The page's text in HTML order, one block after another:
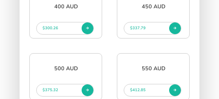
400 AUD
$300.26
450 AUD
$337.79
500 AUD
$375.32
550 AUD
$412.85